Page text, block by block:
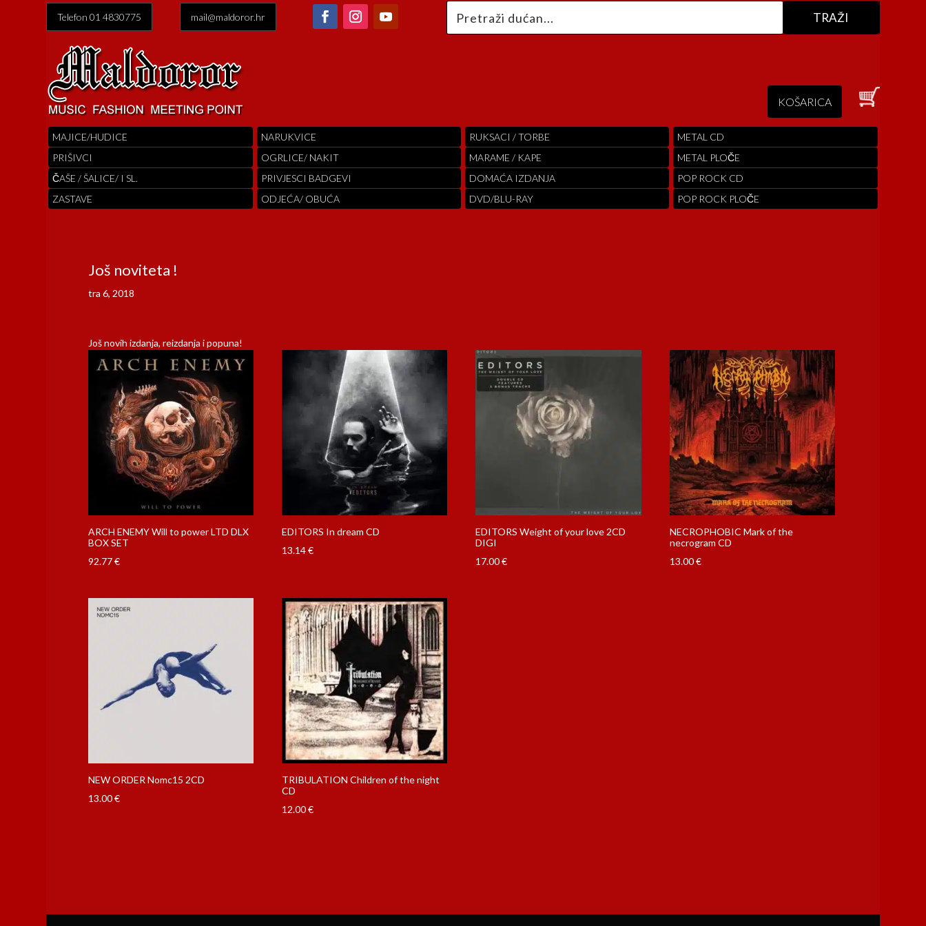
Telefon 01 4830775 mail@maldoror.hr
KOŠARICA
MAJICE/HUDICE
PRIŠIVCI
ČAŠE / ŠALICE/ I SL.
ZASTAVE
NARUKVICE
OGRLICE/ NAKIT
PRIVJESCI BADGEVI
ODJEĆA/ OBUĆA
RUKSACI / TORBE
MARAME / KAPE
DOMAĆA IZDANJA
DVD/BLU-RAY
METAL CD
METAL PLOČE
POP ROCK CD
POP ROCK PLOČE
Još noviteta !
tra 6, 2018
Još novih izdanja, reizdanja i popuna!
ARCH ENEMY Will to power LTD DLX
BOX SET
92.77€
EDITORS In dream CD
13.14€
EDITORS Weight of your love 2CD
DIGI
17.00€
NECROPHOBIC Mark of the
necrogram CD
13.00€
NEW ORDER Nomc15 2CD
13.00€
TRIBULATION Children of the night
CD
12.00€